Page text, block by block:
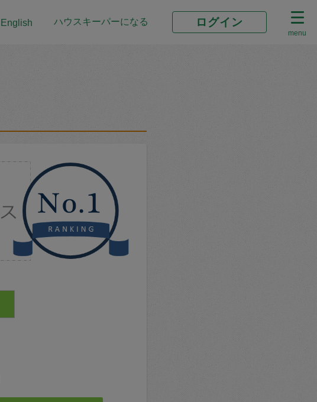
English ハウスキーパーになる ログイン
menu